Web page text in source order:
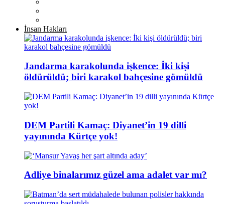
İnsan Hakları
Jandarma karakolunda işkence: İki kişi
öldürüldü; biri karakol bahçesine gömüldü
DEM Partili Kamaç: Diyanet’in 19 dilli
yayınında Kürtçe yok!
Adliye binalarımız güzel ama adalet var mı?